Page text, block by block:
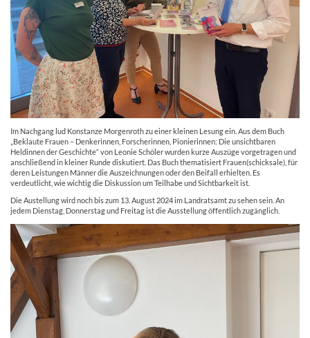
Im Nachgang lud Konstanze Morgenroth zu einer kleinen Lesung ein. Aus dem Buch
„Beklaute Frauen – Denkerinnen, Forscherinnen, Pionierinnen: Die unsichtbaren
Heldinnen der Geschichte“ von Leonie Schöler wurden kurze Auszüge vorgetragen und
anschließend in kleiner Runde diskutiert. Das Buch thematisiert Frauen(schicksale), für
deren Leistungen Männer die Auszeichnungen oder den Beifall erhielten. Es
verdeutlicht, wie wichtig die Diskussion um Teilhabe und Sichtbarkeit ist.
Die Austellung wird noch bis zum 13. August 2024 im Landratsamt zu sehen sein. An
jedem Dienstag, Donnerstag und Freitag ist die Ausstellung öffentlich zugänglich.